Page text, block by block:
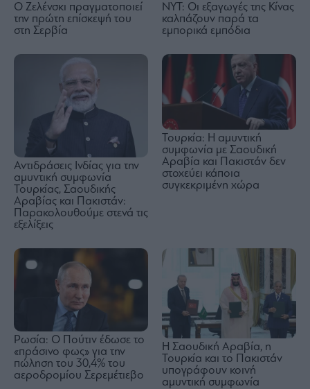
Ο Ζελένσκι πραγματοποιεί
την πρώτη επίσκεψή του
στη Σερβία
NYT: Οι εξαγωγές της Κίνας
καλπάζουν παρά τα
εμπορικά εμπόδια
Αντιδράσεις Ινδίας για την
αμυντική συμφωνία
Τουρκίας, Σαουδικής
Αραβίας και Πακιστάν:
Παρακολουθούμε στενά τις
εξελίξεις
Τουρκία: Η αμυντική
συμφωνία με Σαουδική
Αραβία και Πακιστάν δεν
στοχεύει κάποια
συγκεκριμένη χώρα
Ρωσία: Ο Πούτιν έδωσε το
«πράσινο φως» για την
πώληση του 30,4% του
αεροδρομίου Σερεμέτιεβο
Η Σαουδική Αραβία, η
Τουρκία και το Πακιστάν
υπογράφουν κοινή
αμυντική συμφωνία